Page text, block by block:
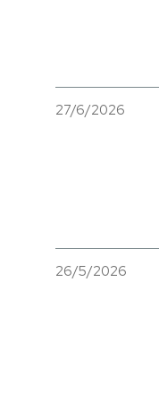
27/6/2026
26/5/2026